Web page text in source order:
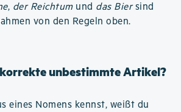
, der Reichtumund das Biersind
von den Regeln oben.
unbestimmte Artikel?
eines Nomens kennst, weißt du